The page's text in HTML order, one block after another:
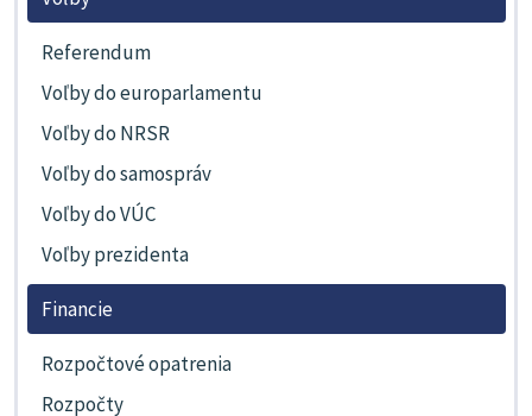
Referendum
Voľby do europarlamentu
Voľby do NRSR
Voľby do samospráv
Voľby do VÚC
Voľby prezidenta
Financie
Rozpočtové opatrenia
Rozpočty